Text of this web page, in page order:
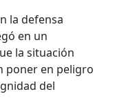
la defensa
en un
la situación
poner en peligro
del